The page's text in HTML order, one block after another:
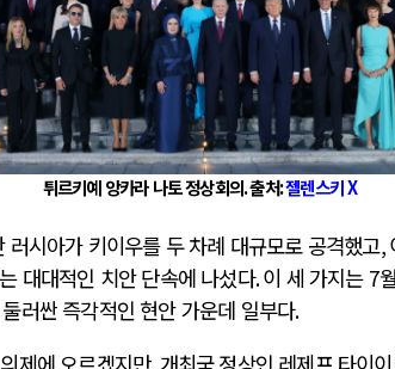
튀르키예 앙카라 나토 정상회의.출처:젤렌스키X
시아가 키이우를 두 차례 대규모로 공격했고,
대대적인 치안 단속에 나섰다.이 세 가지는 7월
러싼 즉각적인 현안 가운데 일부다.
나, 대리전의 역..
력 직후, 러시아..
2027년까지 공..
스토니아, 네덜란..
주고받아…민간 ..
호르무즈 갈등
호르무즈 해협
이란, 호르무즈
트럼프, 이란 압
하마스, 가자 통